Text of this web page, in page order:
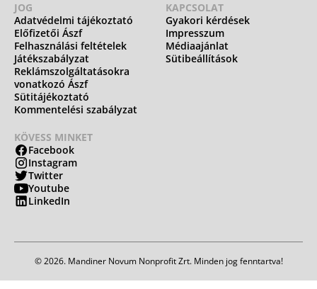
JOG
Adatvédelmi tájékoztató
Előfizetői Ászf
Felhasználási feltételek
Játékszabályzat
Reklámszolgáltatásokra
vonatkozó Ászf
Sütitájékoztató
Kommentelési szabályzat
KAPCSOLAT
Gyakori kérdések
Impresszum
Médiaajánlat
Sütibeállítások
KÖVESS MINKET
Facebook
Instagram
Twitter
Youtube
LinkedIn
© 2026. Mandiner Novum Nonprofit Zrt. Minden jog fenntartva!